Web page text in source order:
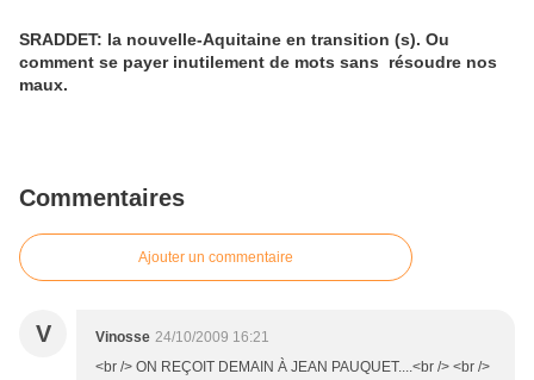
SRADDET: la nouvelle-Aquitaine en transition (s). Ou
comment se payer inutilement de mots sans résoudre nos
maux.
Commentaires
Ajouter un commentaire
V Vinosse 24/10/2009 16:21
<br /> ON REÇOIT DEMAIN À JEAN PAUQUET....<br /> <br />